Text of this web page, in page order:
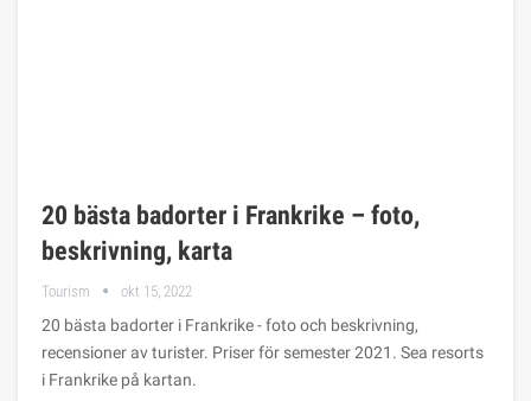
20 bästa badorter i Frankrike – foto,
beskrivning, karta
Tourism okt 15, 2022
20 bästa badorter i Frankrike - foto och beskrivning,
recensioner av turister. Priser för semester 2021. Sea resorts
i Frankrike på kartan.